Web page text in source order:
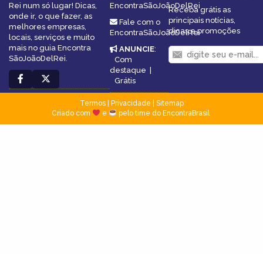
Rei num só lugar! Dicas,
onde ir, o que fazer, as
melhores empresas,
locais, serviços e muito
mais no guia Encontra
SãoJoãoDelRei.
EncontraSãoJoãoDelRei
Fale com o
EncontraSãoJoãoDelRei
ANUNCIE:
Com
destaque |
Grátis
Receba grátis as
principais notícias,
dicas e promoções
Termos| Privacidade
Sitemap
Criado com
e pelo time do EncontraBrasil